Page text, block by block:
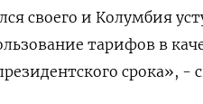
своего и Колумбия
тарифов в
срока», -